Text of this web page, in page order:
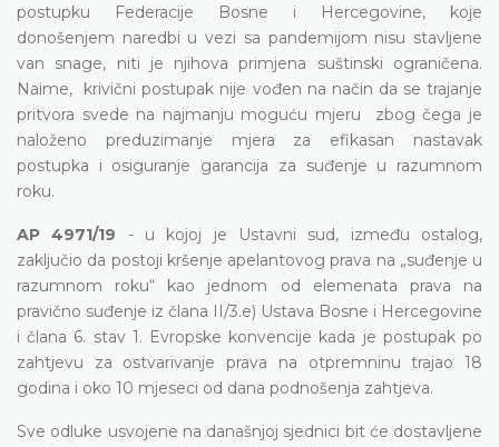
postupku Federacije Bosne i Hercegovine, koje
donošenjem naredbi u vezi sa pandemijom nisu stavljene
van snage, niti je njihova primjena suštinski ograničena.
Naime, krivični postupak nije vođen na način da se trajanje
pritvora svede na najmanju moguću mjeru zbog čega je
naloženo preduzimanje mjera za efikasan nastavak
postupka i osiguranje garancija za suđenje u razumnom
roku.
AP 4971/19 - u kojoj je Ustavni sud, između ostalog,
zaključio da postoji kršenje apelantovog prava na „suđenje u
razumnom roku“ kao jednom od elemenata prava na
pravično suđenje iz člana II/3.e) Ustava Bosne i Hercegovine
i člana 6. stav 1. Evropske konvencije kada je postupak po
zahtjevu za ostvarivanje prava na otpremninu trajao 18
godina i oko 10 mjeseci od dana podnošenja zahtjeva.
Sve odluke usvojene na današnjoj sjednici bit će dostavljene